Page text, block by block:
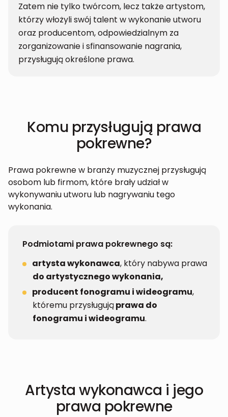
Zatem nie tylko twórcom, lecz także artystom,
którzy włożyli swój talent w wykonanie utworu
oraz producentom, odpowiedzialnym za
zorganizowanie i sfinansowanie nagrania,
przysługują określone prawa.
Komu przysługują prawa
pokrewne?
Prawa pokrewne w branży muzycznej przysługują
osobom lub firmom, które brały udział w
wykonywaniu utworu lub nagrywaniu tego
wykonania.
Podmiotami prawa pokrewnego są:
artysta wykonawca, który nabywa prawa
do artystycznego wykonania,
producent fonogramu i wideogramu,
któremu przysługująprawa do
fonogramu i wideogramu.
Artysta wykonawca i jego
prawa pokrewne